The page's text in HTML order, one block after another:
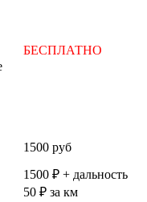
БЕСПЛАТНО
1500 руб
1500 ₽ + дальность
50 ₽ за км